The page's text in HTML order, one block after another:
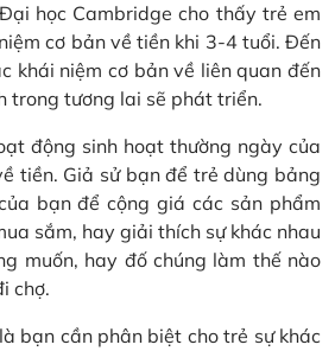
học Cambridge cho thấy trẻ em
cơ bản về tiền khi 3-4 tuổi. Đến
khái niệm cơ bản về liên quan đến
trong tương lai sẽ phát triển.
động sinh hoạt thường ngày của
tiền. Giả sử bạn để trẻ dùng bảng
bạn để cộng giá các sản phẩm
sắm, hay giải thích sự khác nhau
muốn, hay đố chúng làm thế nào
chợ.
bạn cần phân biệt cho trẻ sự khác